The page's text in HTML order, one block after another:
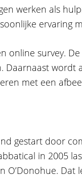
werken als
ervaring
online survey.
Daarnaast wordt
met een
gestart door
in 2005
O’Donohue.